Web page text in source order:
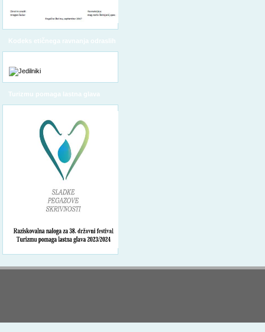
Kodeks etičnega ravnanja odraslih
Turizmu pomaga lastna glava